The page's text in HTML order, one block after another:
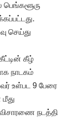
பெங்களூரு
செய்து
கீழ்
நாடகம்
உள்பட 9 பேரை
நடத்தி